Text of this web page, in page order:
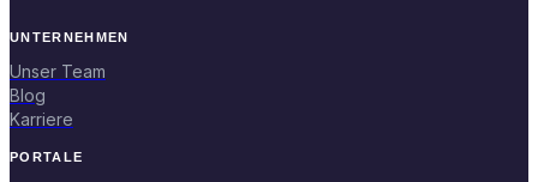
UNTERNEHMEN
Unser Team
Blog
Karriere
PORTALE